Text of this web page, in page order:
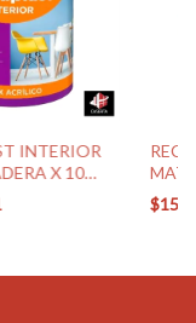
INTERIOR
X 10
X 20